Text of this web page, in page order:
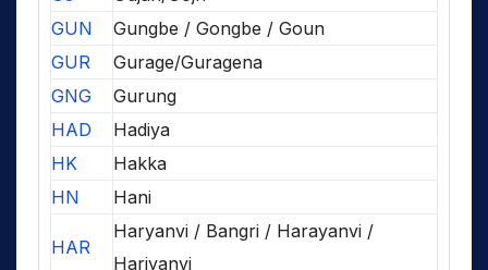
GUN
Gungbe / Gongbe / Goun
GUR
Gurage/Guragena
GNG
Gurung
HAD
Hadiya
HK
Hakka
HN
Hani
HAR
Haryanvi / Bangri / Harayanvi /
Hariyanvi